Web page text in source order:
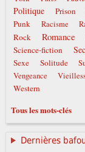
Politique Prison
Punk Racisme
Rock
Romance
Science-fiction
Sexe Solitude
Vengeance
Western
Tous les mots-clés
Dernières